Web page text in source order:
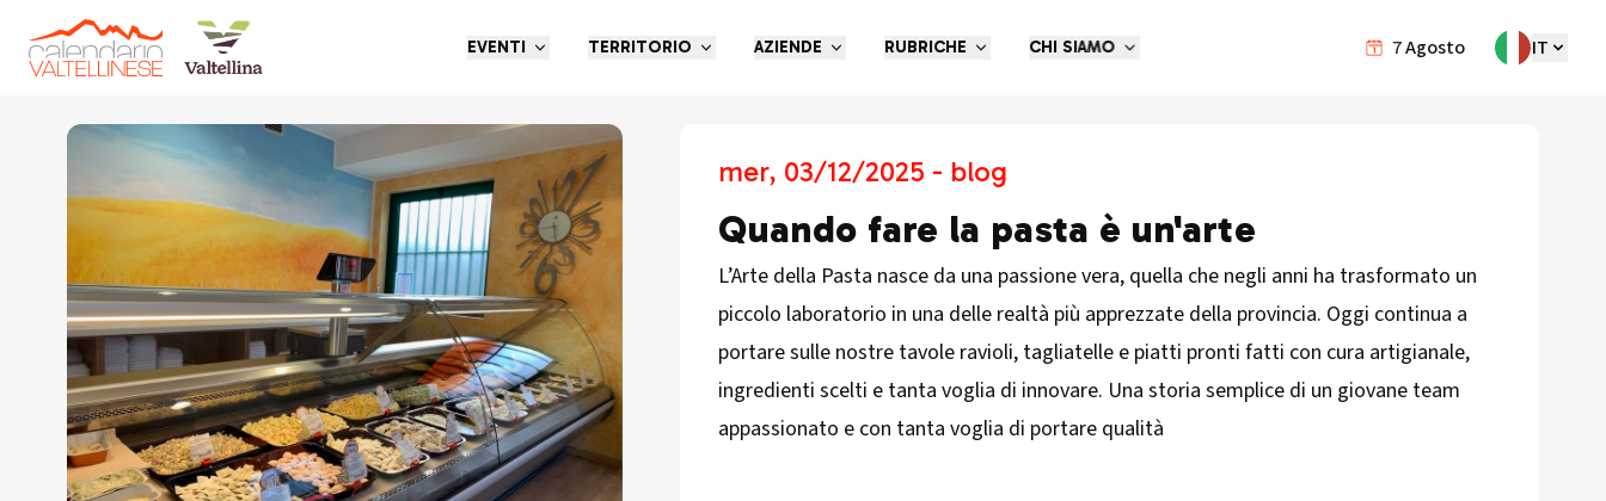
7Agosto IT
EVENTI TERRITORIO AZIENDE RUBRICHE CHI SIAMO
Torna indietro
mer, 03/12/2025 - blog
Quando fare la pasta è un'arte
L’Arte della Pasta nasce da una passione vera, quella che negli anni ha trasformato un
piccolo laboratorio in una delle realtà più apprezzate della provincia. Oggi continua a
portare sulle nostre tavole ravioli, tagliatelle e piatti pronti fatti con cura artigianale,
ingredienti scelti e tanta voglia di innovare. Una storia semplice di un giovane team
appassionato e con tanta voglia di portare qualità